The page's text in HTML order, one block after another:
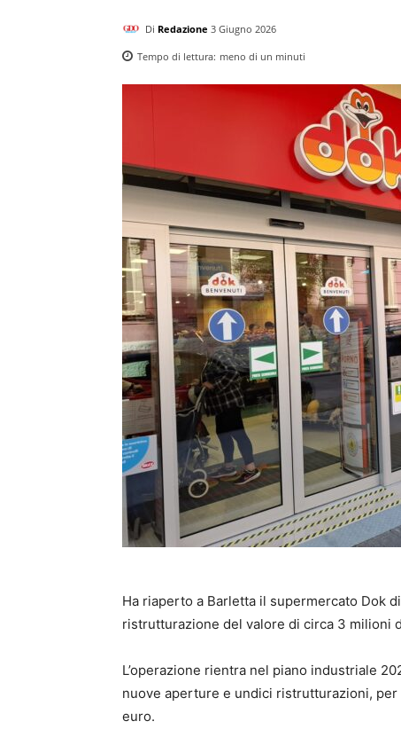
Di Redazione 3 Giugno 2026
Tempo di lettura: meno di un minuti
Ha riaperto a Barletta il supermercato Dok
ristrutturazione del valore di circa 3 milioni
L’operazione rientra nel piano industriale
nuove aperture e undici ristrutturazioni,
euro.